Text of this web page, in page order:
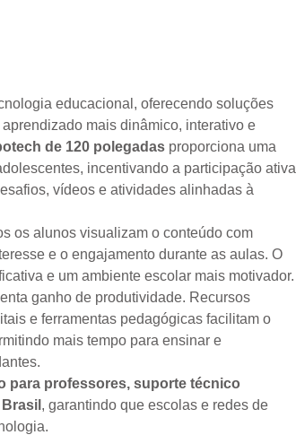
educacional, oferecendo soluções
mais dinâmico, interativo e
de 120 polegadas proporciona uma
incentivando a participação ativa
vídeos e atividades alinhadas à
os alunos visualizam o conteúdo com
e o engajamento durante as aulas. O
e um ambiente escolar mais motivador.
ganho de produtividade. Recursos
e ferramentas pedagógicas facilitam o
mais tempo para ensinar e
para professores, suporte técnico
, garantindo que escolas e redes de